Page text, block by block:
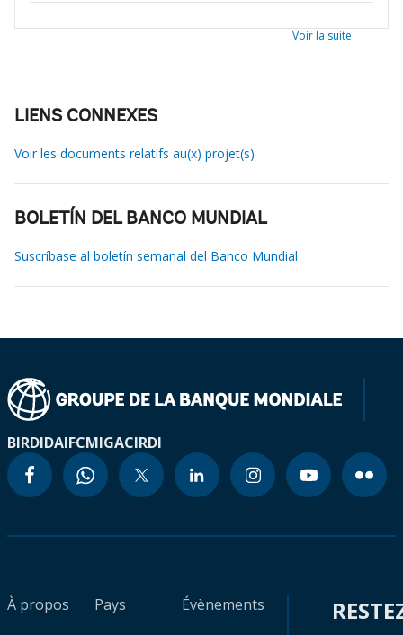
Voir la suite
LIENS CONNEXES
Voir les documents relatifs au(x) projet(s)
BOLETÍN DEL BANCO MUNDIAL
Suscríbase al boletín semanal del Banco Mundial
BIRDIDAIFCMIGACIRDI
À propos
Pays
Évènements